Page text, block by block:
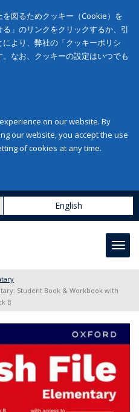
図るためクッキー（Cookie）を
」のリンクをクリックするか、引
より、弊社の「クッキーポリシ
なお、クッキーの設定はいつでも
on our website. By
our website, you accept the use
of cookies at any time.
English
Student Book & Workbook with
B